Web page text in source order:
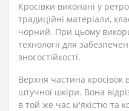
Кросівки виконані у
традиційні матеріали,
чорний. При цьому
технології для
зносостійкості.
Верхня частина кросівок
штучної шкіри. Вона
в той же час м'якістю та